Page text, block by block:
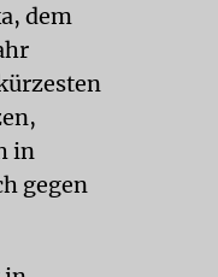
dem
in
gegen